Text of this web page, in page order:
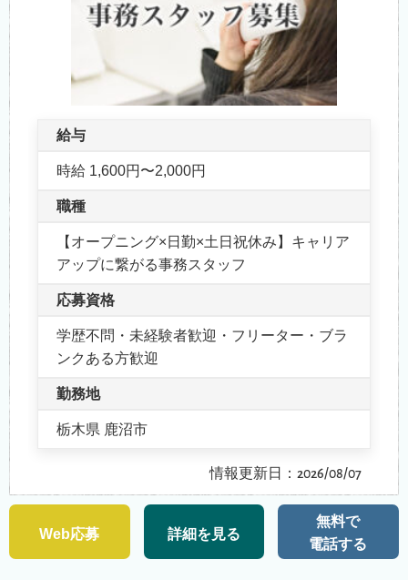
給与
時給 1,600円〜2,000円
職種
【オープニング×日勤×土日祝休み】キャリア
アップに繋がる事務スタッフ
応募資格
学歴不問・未経験者歓迎・フリーター・ブラ
ンクある方歓迎
勤務地
栃木県 鹿沼市
情報更新日：2026/08/07
Web応募 詳細を見る
無料で
電話する